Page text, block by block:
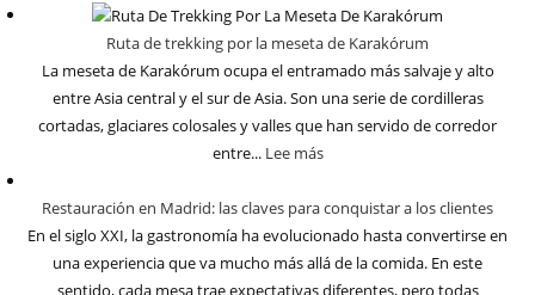
Ruta de trekking por la meseta de Karakórum
La meseta de Karakórum ocupa el entramado más salvaje y alto
entre Asia central y el sur de Asia. Son una serie de cordilleras
cortadas, glaciares colosales y valles que han servido de corredor
entre... Lee más
Restauración en Madrid: las claves para conquistar a los clientes
En el siglo XXI, la gastronomía ha evolucionado hasta convertirse en
una experiencia que va mucho más allá de la comida. En este
sentido, cada mesa trae expectativas diferentes, pero todas